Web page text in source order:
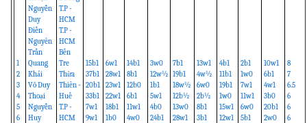
1
2
3
4
5
6
Nguyễn
Duy
Điền
Nguyên
Trần
Quang
Khải
Võ Duy
Thoại
Nguyễn
Huy
T.P -
HCM
T.P -
HCM
Bến
Tre
Thừa
Thiên -
Huế
T.P -
HCM
15b1
37b1
20b1
33b1
7w1
9w1
6w1
28w1
23w1
22w1
18b1
1b0
14b1
8b1
12b0
6b1
11w1
4w0
3w0
12w½
1b1
5w1
4b0
24b1
7b1
19b1
18w½
12b½
13w0
28w1
13w1
4w½
6w0
2b½
8b1
3b1
4b1
11b1
19b1
1w0
15w1
12w1
2b1
1w0
7w1
11w1
6w0
5b1
10w1
6b1
4w1
3b0
20b1
2w0
8
7
6.5
6
6
6